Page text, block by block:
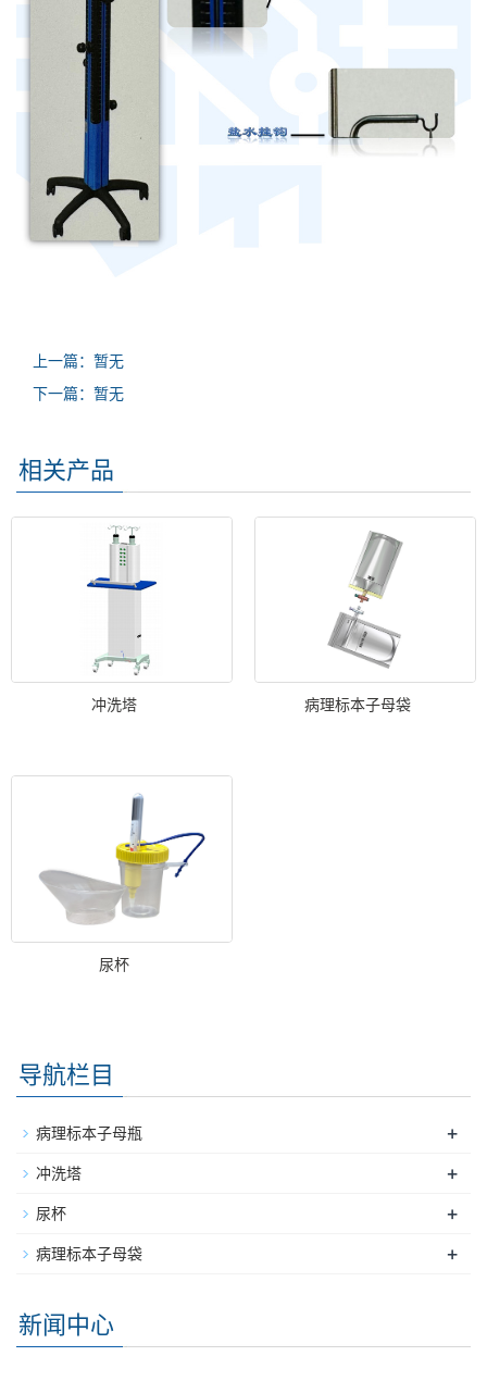
上一篇：暂无
下一篇：暂无
相关产品
冲洗塔 病理标本子母袋
尿杯
导航栏目
病理标本子母瓶 +
冲洗塔 +
尿杯 +
病理标本子母袋 +
新闻中心